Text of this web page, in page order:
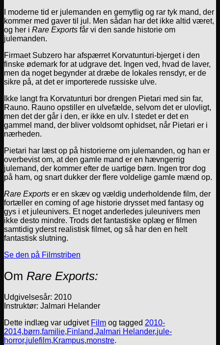
I moderne tid er julemanden en gemytlig og rar tyk mand, der
kommer med gaver til jul. Men sådan har det ikke altid været,
og her i Rare Exports får vi den sande historie om
julemanden.
Firmaet Subzero har afspærret Korvatunturi-bjerget i den
finske ødemark for at udgrave det. Ingen ved, hvad de laver,
men da noget begynder at dræbe de lokales rensdyr, er de
sikre på, at det er importerede russiske ulve.
Ikke langt fra Korvatunturi bor drengen Pietari med sin far,
Rauno. Rauno opstiller en ulvefælde, selvom det er ulovligt,
men det der går i den, er ikke en ulv. I stedet er det en
gammel mand, der bliver voldsomt ophidset, når Pietari er i
nærheden.
Pietari har læst op på historierne om julemanden, og han er
overbevist om, at den gamle mand er en hævngerrig
julemand, der kommer efter de uartige børn. Ingen tror dog
på ham, og snart dukker der flere voldelige gamle mænd op.
Rare Exports er en skæv og vældig underholdende film, der
fortæller en coming of age historie drysset med fantasy og
gys i et juleunivers. Et noget anderledes juleunivers men
ikke desto mindre. Trods det fantastiske oplæg er filmen
samtidig yderst realistisk filmet, og så har den en helt
fantastisk slutning.
Se den på Filmstriben
Om Rare Exports:
Udgivelsesår: 2010
Instruktør: Jalmari Helander
Dette indlæg var udgivet Film og tagged 2010-
2014,børn,familie,Finland,Jalmari Helander,jule-
horror,julefilm,Krampus,monstre.